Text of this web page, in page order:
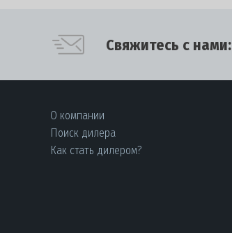
Свяжитесь с нами:
О компании
Поиск дилера
Как стать дилером?